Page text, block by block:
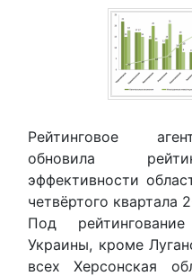
Рейтинговое
обновила
эффективности
четвёртого квартала
Под
Украины, кроме
всех Херсонская